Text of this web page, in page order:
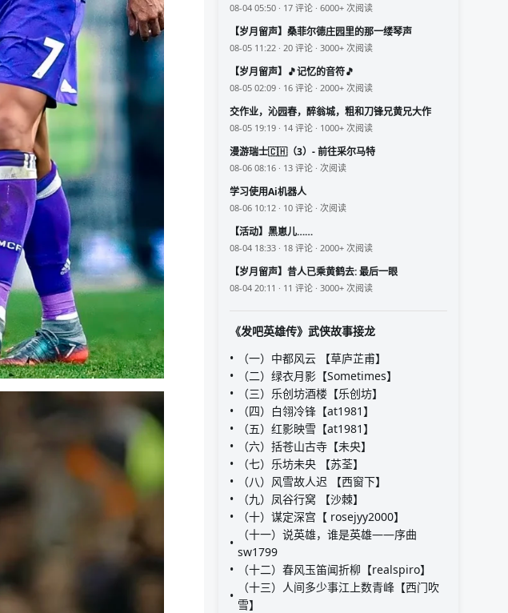
08-04 05:50 · 17 评论 · 6000+ 次阅读
【岁月留声】桑菲尔德庄园里的那一缕琴声
08-05 11:22 · 20 评论 · 3000+ 次阅读
【岁月留声】🎵记忆的音符🎵
08-05 02:09 · 16 评论 · 2000+ 次阅读
交作业，沁园春，醉翁城，粗和刀锋兄黄兄大作
08-05 19:19 · 14 评论 · 1000+ 次阅读
漫游瑞士🇨🇭（3）- 前往采尔马特
08-06 08:16 · 13 评论 · 次阅读
学习使用Ai机器人
08-06 10:12 · 10 评论 · 次阅读
【活动】黑崽儿……
08-04 18:33 · 18 评论 · 2000+ 次阅读
【岁月留声】昔人已乘黄鹤去: 最后一眼
08-04 20:11 · 11 评论 · 3000+ 次阅读
《发吧英雄传》武侠故事接龙
（一）中都风云 【草庐芷甫】
（二）绿衣月影【Sometimes】
（三）乐创坊酒楼【乐创坊】
（四）白翎冷锋【at1981】
（五）红影映雪【at1981】
（六）括苍山古寺【未央】
（七）乐坊未央 【苏荃】
（八）风雪故人迟 【西窗下】
（九）凤谷行窝 【沙棘】
（十）谋定深宫【 rosejyy2000】
（十一）说英雄，谁是英雄——序曲
sw1799
（十二）春风玉笛闻折柳【realspiro】
（十三）人间多少事江上数青峰【西门吹
雪】